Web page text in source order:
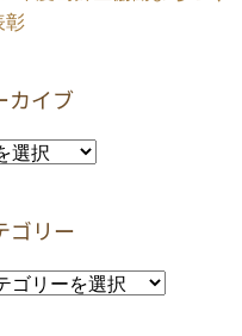
彰
カイブ
ゴリー